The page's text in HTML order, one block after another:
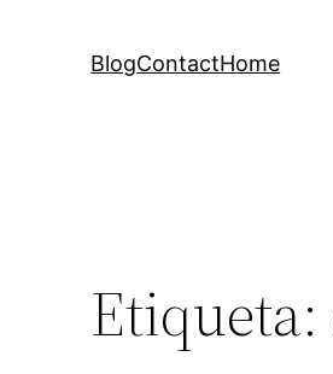
BlogContactHome
Etiqueta: